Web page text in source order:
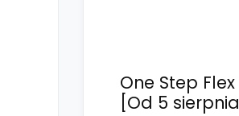
One Step
[Od 5